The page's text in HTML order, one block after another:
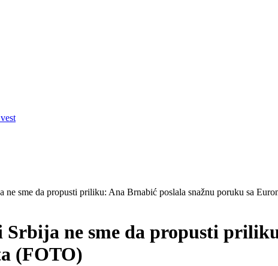
ne sme da propusti priliku: Ana Brnabić poslala snažnu poruku sa
Srbija ne sme da propusti
(FOTO)